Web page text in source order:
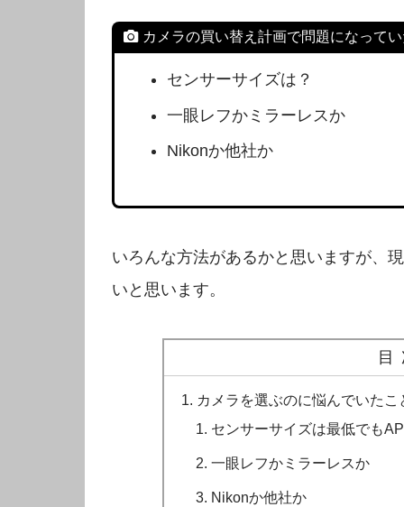
カメラの買い替え計画で問題になって
センサーサイズは？
一眼レフかミラーレスか
Nikonか他社か
いろんな方法があるかと思いますが、
いと思います。
カメラを選ぶのに悩んでいたこ
センサーサイズは最低でも
一眼レフかミラーレスか
Nikonか他社か